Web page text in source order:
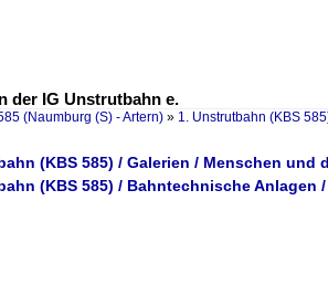
der IG Unstrutbahn e.
(Naumburg (S) - Artern) » 1. Unstrutbahn (KBS
(KBS 585) / Galerien / Menschen und
(KBS 585) / Bahntechnische Anlagen